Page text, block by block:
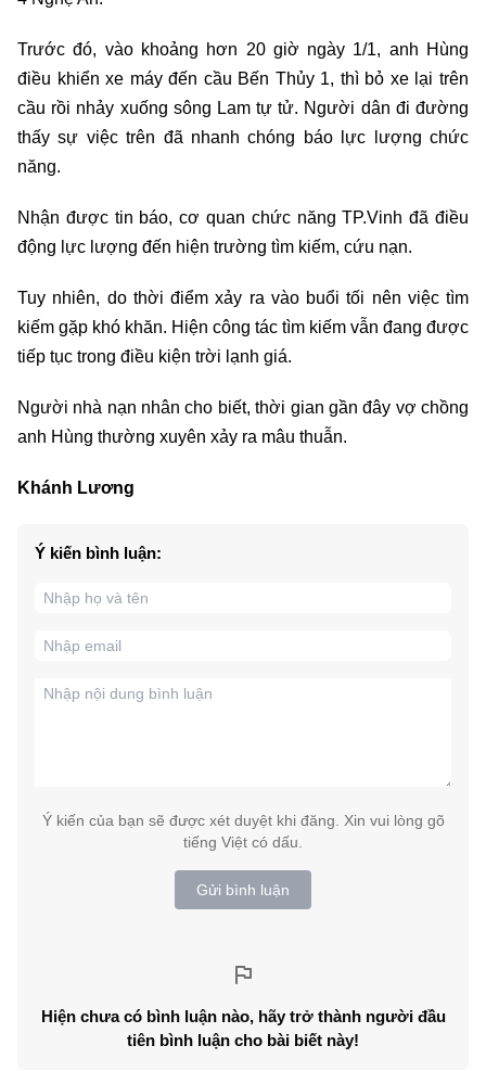
Trước đó, vào khoảng hơn 20 giờ ngày 1/1, anh Hùng
điều khiển xe máy đến cầu Bến Thủy 1, thì bỏ xe lại trên
cầu rồi nhảy xuống sông Lam tự tử. Người dân đi đường
thấy sự việc trên đã nhanh chóng báo lực lượng chức
năng.
Nhận được tin báo, cơ quan chức năng TP.Vinh đã điều
động lực lượng đến hiện trường tìm kiếm, cứu nạn.
Tuy nhiên, do thời điểm xảy ra vào buổi tối nên việc tìm
kiếm gặp khó khăn. Hiện công tác tìm kiếm vẫn đang được
tiếp tục trong điều kiện trời lạnh giá.
Người nhà nạn nhân cho biết, thời gian gần đây vợ chồng
anh Hùng thường xuyên xảy ra mâu thuẫn.
Khánh Lương
Ý kiến bình luận:
Ý kiến của bạn sẽ được xét duyệt khi đăng. Xin vui lòng gõ
tiếng Việt có dấu.
Gửi bình luận
Hiện chưa có bình luận nào, hãy trở thành người đầu
tiên bình luận cho bài biết này!